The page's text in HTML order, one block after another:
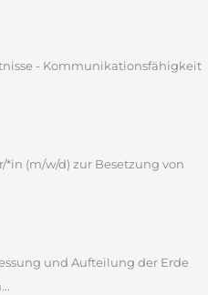
- Kommunikationsfähigkeit
(m/w/d) zur Besetzung von
und Aufteilung der Erde